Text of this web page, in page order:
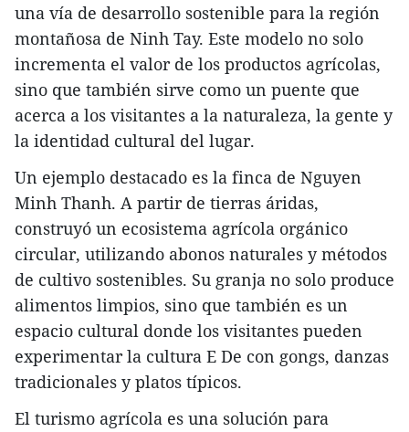
una vía de desarrollo sostenible para la región
montañosa de Ninh Tay. Este modelo no solo
incrementa el valor de los productos agrícolas,
sino que también sirve como un puente que
acerca a los visitantes a la naturaleza, la gente y
la identidad cultural del lugar.
Un ejemplo destacado es la finca de Nguyen
Minh Thanh. A partir de tierras áridas,
construyó un ecosistema agrícola orgánico
circular, utilizando abonos naturales y métodos
de cultivo sostenibles. Su granja no solo produce
alimentos limpios, sino que también es un
espacio cultural donde los visitantes pueden
experimentar la cultura E De con gongs, danzas
tradicionales y platos típicos.
El turismo agrícola es una solución para